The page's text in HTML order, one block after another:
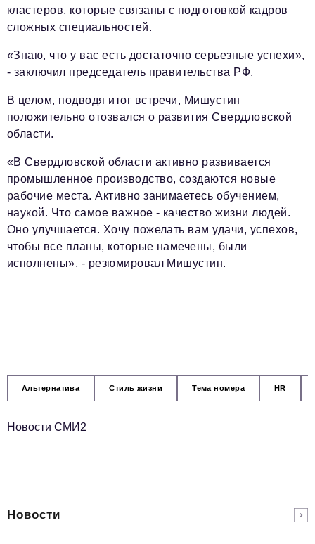
кластеров, которые связаны с подготовкой кадров
сложных специальностей.
«Знаю, что у вас есть достаточно серьезные успехи»,
- заключил председатель правительства РФ.
В целом, подводя итог встречи, Мишустин
положительно отозвался о развития Свердловской
области.
«В Свердловской области активно развивается
промышленное производство, создаются новые
рабочие места. Активно занимаетесь обучением,
наукой. Что самое важное - качество жизни людей.
Оно улучшается. Хочу пожелать вам удачи, успехов,
чтобы все планы, которые намечены, были
исполнены», - резюмировал Мишустин.
Альтернатива Стиль жизни Тема номера HR
Новости СМИ2
Новости